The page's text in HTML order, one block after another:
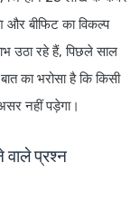
और बीफिट का विकल्प
उठा रहे हैं, पिछले साल
का भरोसा है कि किसी
नहीं पड़ेगा।
प्रश्न